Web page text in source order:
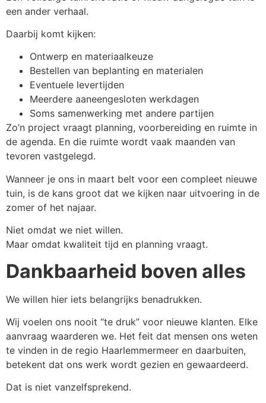
een ander verhaal.
Daarbij komt kijken:
Ontwerp en materiaalkeuze
Bestellen van beplanting en materialen
Eventuele levertijden
Meerdere aaneengesloten werkdagen
Soms samenwerking met andere partijen
Zo’n project vraagt planning, voorbereiding en ruimte in
de agenda. En die ruimte wordt vaak maanden van
tevoren vastgelegd.
Wanneer je ons in maart belt voor een compleet nieuwe
tuin, is de kans groot dat we kijken naar uitvoering in de
zomer of het najaar.
Niet omdat we niet willen.
Maar omdat kwaliteit tijd en planning vraagt.
Dankbaarheid boven alles
We willen hier iets belangrijks benadrukken.
Wij voelen ons nooit “te druk” voor nieuwe klanten. Elke
aanvraag waarderen we. Het feit dat mensen ons weten
te vinden in de regio Haarlemmermeer en daarbuiten,
betekent dat ons werk wordt gezien en gewaardeerd.
Dat is niet vanzelfsprekend.